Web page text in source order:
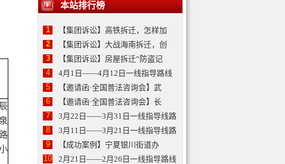
本站排行榜
1
【集团诉讼】高铁拆迁，怎样加
2
【集团诉讼】大战海南拆迁，创
3
【集团诉讼】房屋拆迁“防盗记
4
4月1日——4月12日一线指导路线
5
【邀请函·全国普法咨询会】武
6
【邀请函·全国普法咨询会】长
7
3月22日——3月31日一线指导线路
8
3月11日——3月21日一线指导线路
9
【成功案例】宁夏银川街道办
10
2月21日——2月26日一线指导路线